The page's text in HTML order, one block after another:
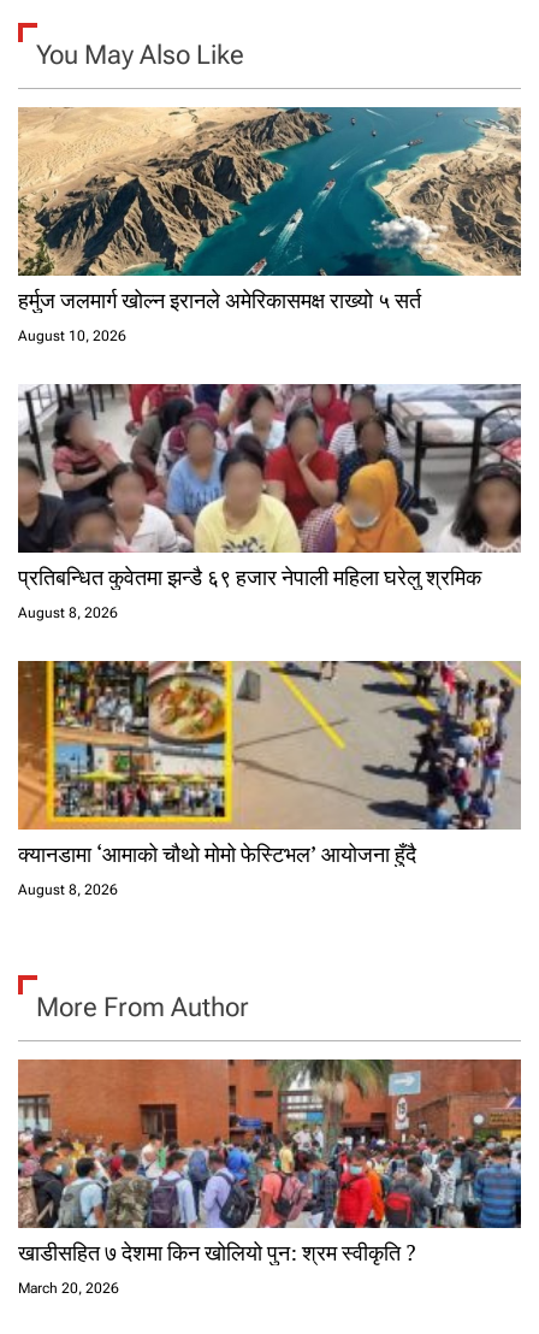
You May Also Like
हर्मुज जलमार्ग खोल्न इरानले अमेरिकासमक्ष राख्यो ५ सर्त
August 10, 2026
प्रतिबन्धित कुवेतमा झन्डै ६९ हजार नेपाली महिला घरेलु श्रमिक
August 8, 2026
क्यानडामा ‘आमाको चौथो मोमो फेस्टिभल’ आयोजना हुँदै
August 8, 2026
More From Author
खाडीसहित ७ देशमा किन खोलियो पुन: श्रम स्वीकृति ?
March 20, 2026